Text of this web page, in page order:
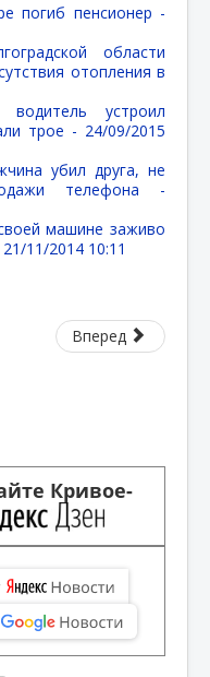
погиб пенсионер -
области
отопления в
устроил
трое - 24/09/2015
убил друга, не
телефона -
машине заживо
21/11/2014 10:11
Вперед
Кривое-